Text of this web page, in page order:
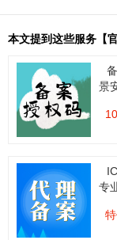
本文提到这些服务【
景
专